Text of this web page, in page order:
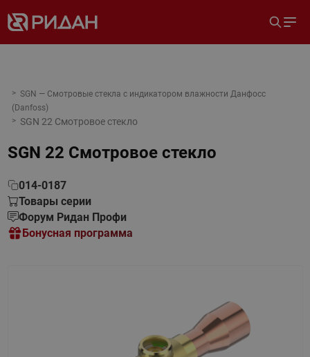
SGN — Смотровые стекла с индикатором влажности Данфосс
(Danfoss)
SGN 22 Смотровое стекло
SGN 22 Смотровое стекло
014-0187
Товары серии
Форум Ридан Профи
Бонусная программа